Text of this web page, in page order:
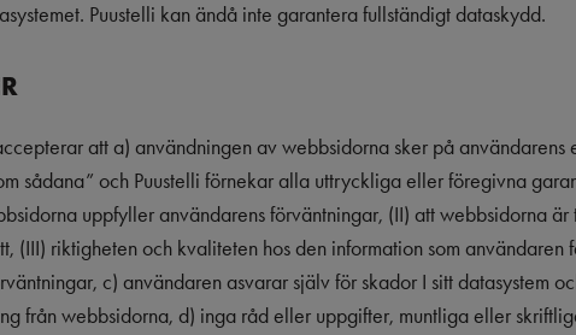
Puustelli kan ändå inte garantera fullständigt dataskydd.
att a) användningen av webbsidorna sker på användarens
sådana” och Puustelli förnekar alla uttryckliga eller föregivna
uppfyller användarens förväntningar, (II) att webbsidorna
(III) riktigheten och kvaliteten hos den information som användaren
c) användaren asvarar själv för skador I sitt datasystem
från webbsidorna, d) inga råd eller uppgifter, muntliga eller